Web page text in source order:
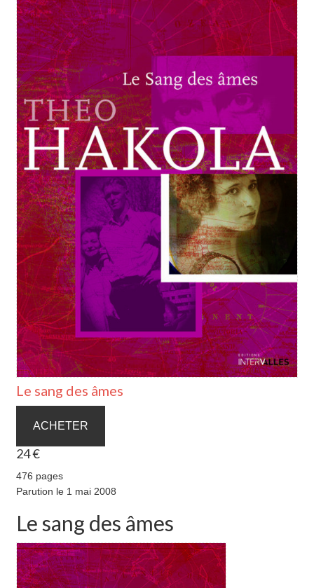
Le sang des âmes
ACHETER
24 €
476 pages
Parution le 1 mai 2008
Le sang des âmes